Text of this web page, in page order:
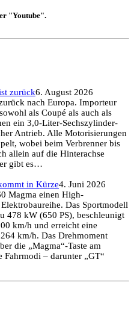
"Youtube".
zurück6. August 2026
nach Europa. Importeur
als Coupé als auch als
ein 3,0-Liter-Sechszylinder-
Antrieb. Alle Motorisierungen
wobei beim Verbrenner bis
allein auf die Hinterachse
gibt es…
in Kürze4. Juni 2026
Magma einen High-
Das Sportmodell
478 kW (650 PS), beschleunigt
km/h und erreicht eine
km/h. Das Drehmoment
die „Magma“-Taste am
Fahrmodi – darunter „GT“